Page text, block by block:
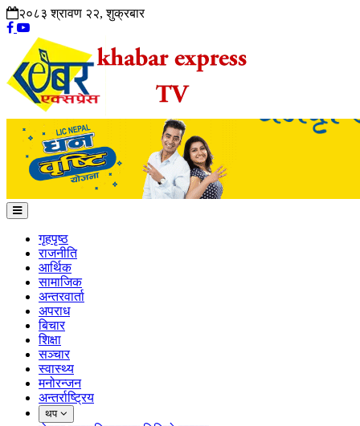
२०८३ श्रावण २२, शुक्रबार
गृहपृष्ठ
राजनीति
आर्थिक
सामाजिक
अन्तरवार्ता
अपराध
बिचार
शिक्षा
सञ्चार
स्वास्थ्य
मनोरन्जन
अन्तर्राष्ट्रिय
थप